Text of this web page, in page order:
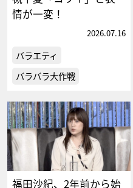
情が一変！
2026.07.16
バラエティ
バラバラ大作戦
福田沙紀、2年前から始